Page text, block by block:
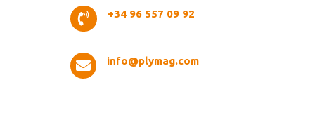
 +34 96 557 09 92
 info@plymag.com